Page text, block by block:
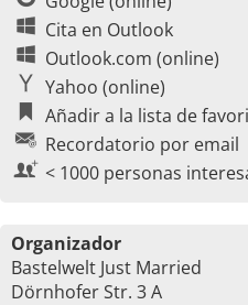
Cita en Outlook
Outlook.com (online)
Yahoo (online)
Añadir a la lista de
Recordatorio por email
< 1000 personas
Organizador
Bastelwelt Just Married
Dörnhofer Str. 3 A